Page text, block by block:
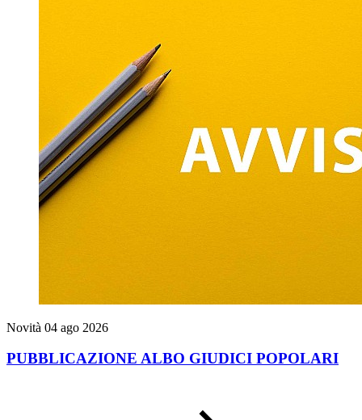
Novità 04 ago 2026
PUBBLICAZIONE ALBO GIUDICI POPOLARI